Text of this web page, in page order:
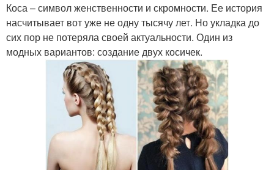
Коса – символ женственности и скромности. Ее история
насчитывает вот уже не одну тысячу лет. Но укладка до
сих пор не потеряла своей актуальности. Один из
модных вариантов: создание двух косичек.